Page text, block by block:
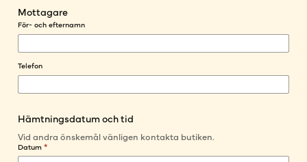
Mottagare
För- och efternamn
Telefon
Hämtningsdatum och tid
Vid andra önskemål vänligen kontakta butiken.
Datum *